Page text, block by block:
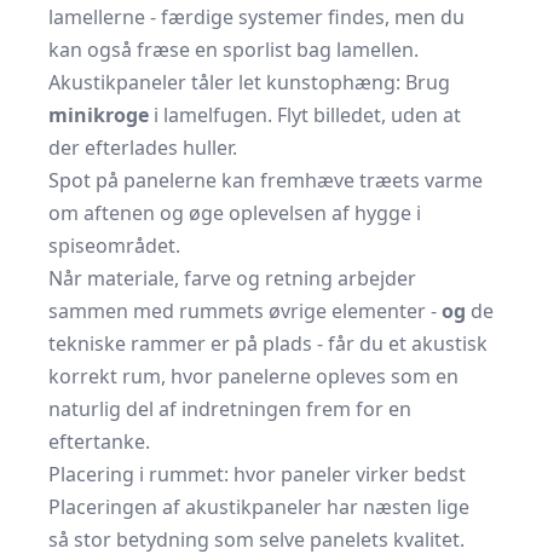
lamellerne - færdige systemer findes, men du
kan også fræse en spor­list bag lamellen.
Akustikpaneler tåler let kunstophæng: Brug
minikroge i lamelfugen. Flyt billedet, uden at
der efterlades huller.
Spot på panelerne kan fremhæve træets varme
om aftenen og øge oplevelsen af hygge i
spiseområdet.
Når materiale, farve og retning arbejder
sammen med rummets øvrige elementer -og de
tekniske rammer er på plads - får du et akustisk
korrekt rum, hvor panelerne opleves som en
naturlig del af indretningen frem for en
eftertanke.
Placering i rummet: hvor paneler virker bedst
Placeringen af akustikpaneler har næsten lige
så stor betydning som selve panelets kvalitet.